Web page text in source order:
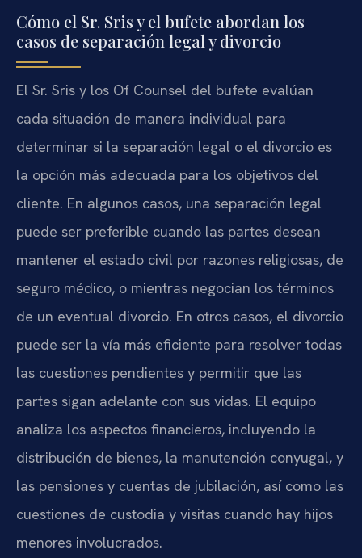
Cómo el Sr. Sris y el bufete abordan los
casos de separación legal y divorcio
El Sr. Sris y los Of Counsel del bufete evalúan
cada situación de manera individual para
determinar si la separación legal o el divorcio es
la opción más adecuada para los objetivos del
cliente. En algunos casos, una separación legal
puede ser preferible cuando las partes desean
mantener el estado civil por razones religiosas, de
seguro médico, o mientras negocian los términos
de un eventual divorcio. En otros casos, el divorcio
puede ser la vía más eficiente para resolver todas
las cuestiones pendientes y permitir que las
partes sigan adelante con sus vidas. El equipo
analiza los aspectos financieros, incluyendo la
distribución de bienes, la manutención conyugal, y
las pensiones y cuentas de jubilación, así como las
cuestiones de custodia y visitas cuando hay hijos
menores involucrados.